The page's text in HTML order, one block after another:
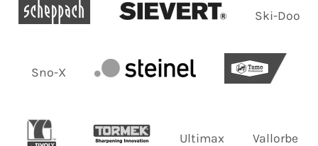
Ski-Doo
Sno-X
Ultimax Vallorbe